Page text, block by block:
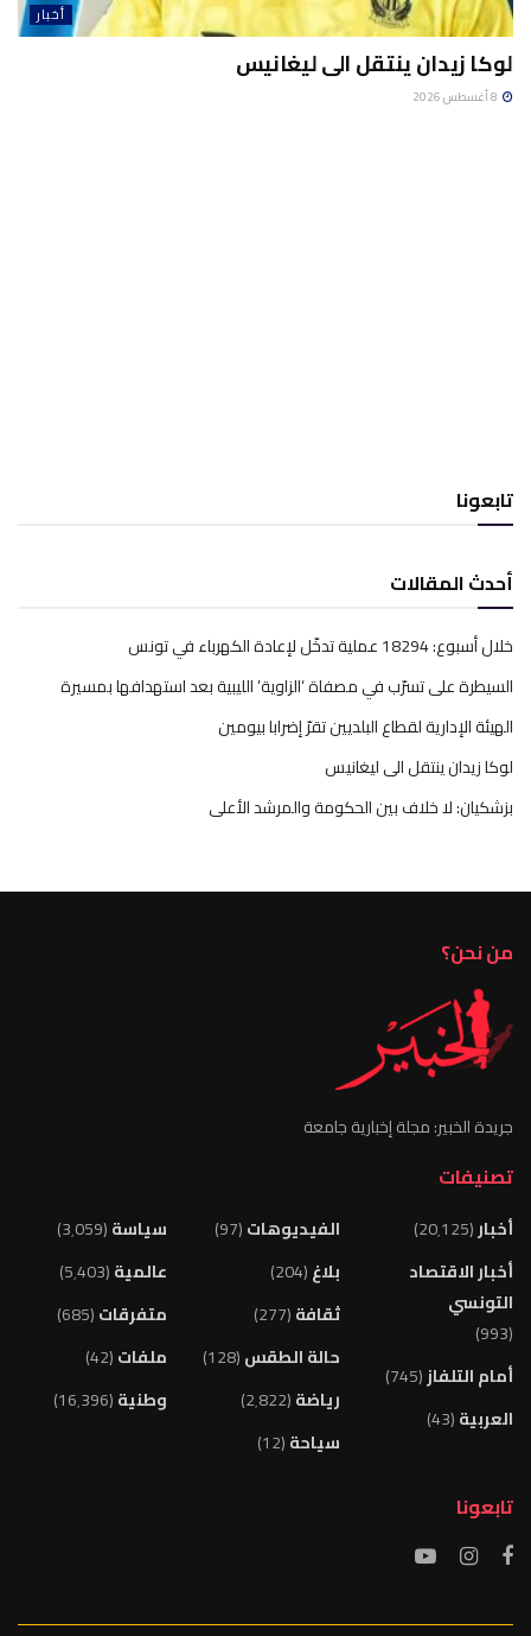
أخبار
لوكا زيدان ينتقل الى ليغانيس
تابعونا
أحدث المقالات
خلال أسبوع: 18294 عملية تدخّل لإعادة الكهرباء في تونس
السيطرة على تسرّب في مصفاة ‘الزاوية’ الليبية بعد استهدافها بمسيرة
الهيئة الإدارية لقطاع البلديين تقرّ إضرابا بيومين
لوكا زيدان ينتقل الى ليغانيس
بزشكيان: لا خلاف بين الحكومة والمرشد الأعلى
من نحن؟
جريدة الخبير: مجلة إخبارية جامعة
تصنيفات
أخبار(20٬125)
أخبار الاقتصاد
التونسي
(993)
أمام التلفاز(745)
العربية(43)
الفيديوهات(97)
بلاغ(204)
ثقافة(277)
حالة الطقس(128)
رياضة(2٬822)
سياحة(12)
سياسة(3٬059)
عالمية(5٬403)
متفرقات(685)
ملفات(42)
وطنية(16٬396)
تابعونا